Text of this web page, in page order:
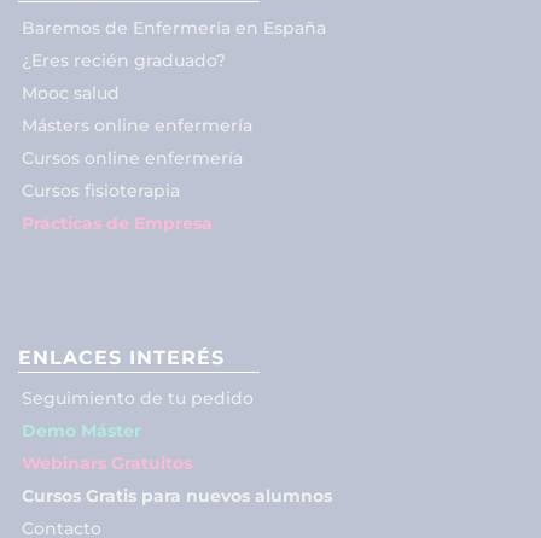
Baremos de Enfermería en España
¿Eres recién graduado?
Mooc salud
Másters online enfermería
Cursos online enfermería
Cursos fisioterapia
Prácticas de Empresa
ENLACES INTERÉS
Seguimiento de tu pedido
Demo Máster
Webinars Gratuitos
Cursos Gratis para nuevos alumnos
Contacto